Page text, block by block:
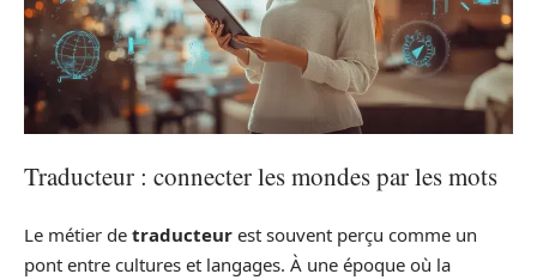
Traducteur : connecter les mondes par les mots
Le métier de traducteur est souvent perçu comme un
pont entre cultures et langages. À une époque où la